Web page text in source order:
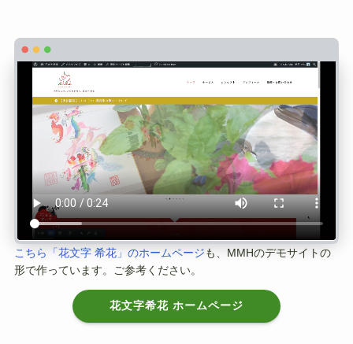
こちら「花文字 希花」のホームページも、MMHのデモサイトの
形で作っています。ご参考ください。
花文字希花 ホームページ